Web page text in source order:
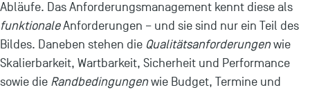
Abläufe. Das Anforderungsmanagement kennt diese als
funktionaleAnforderungen – und sie sind nur ein Teil des
Bildes. Daneben stehen die Qualitätsanforderungenwie
Skalierbarkeit, Wartbarkeit, Sicherheit und Performance
sowie die Randbedingungenwie Budget, Termine und